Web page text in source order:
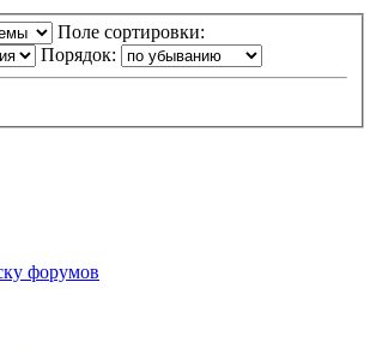
Поле сортировки:
Порядок:
форумов